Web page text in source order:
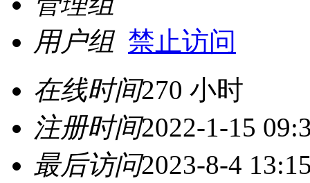
用户组 禁止访问
在线时间270 小时
注册时间2022-1-15
最后访问2023-8-4